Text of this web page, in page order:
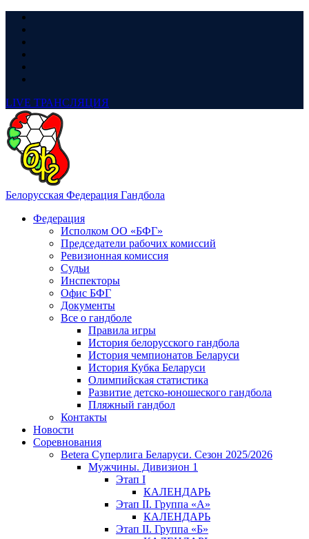
LIVE ТРАНСЛЯЦИЯ
Белорусская Федерация Гандбола
Федерация
Исполком ОО «БФГ»
Председатели рабочих комиссий
Ревизионная комиссия
Судьи
Инспекторы
Офис БФГ
Документы
Все о гандболе
Правила игры
История белорусского гандбола
История чемпионатов Беларуси
История Кубка Беларуси
Олимпийская статистика
Развитие детско-юношеского гандбола
Пляжный гандбол
Контакты
Новости
Соревнования
Betera Суперлига Беларуси. Сезон 2025/2026
Мужчины. Дивизион 1
Этап I
КАЛЕНДАРЬ
Этап II. Группа «А»
КАЛЕНДАРЬ
Этап II. Группа «Б»